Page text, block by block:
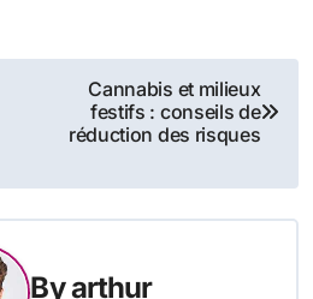
Cannabis et milieux
festifs : conseils de
réduction des risques
Byarthur